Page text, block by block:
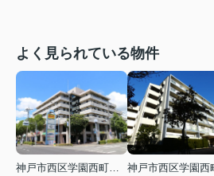
よく見られている物件
神戸市西区学園西町４丁目